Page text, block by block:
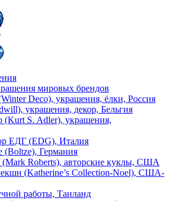
мировых брендов
Deco), украшения, ёлки, Россия
украшения, декор, Бельгия
(Kurt S. Adler), украшения,
ЕДГ (EDG), Италия
(Boltze), Германия
(Mark Roberts), авторские куклы, США
(Katherine’s Collection-Noel), США-
работы, Таиланд